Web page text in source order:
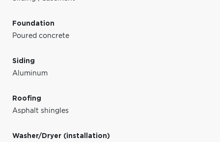
Foundation
Poured concrete
Siding
Aluminum
Roofing
Asphalt shingles
Washer/Dryer (installation)